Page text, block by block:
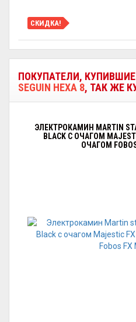
СКИДКА!
ПОКУПАТЕЛИ, КУПИВШИЕ
SEGUIN HEXA 8, ТАК ЖЕ
ЭЛЕКТРОКАМИН MARTIN
BLACK С ОЧАГОМ
ОЧАГОМ